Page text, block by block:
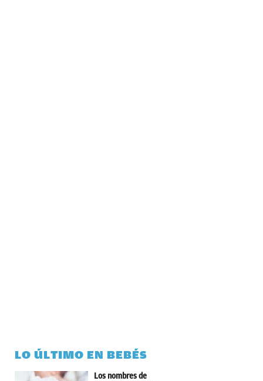
LO ÚLTIMO EN BEBÉS
Los nombres de